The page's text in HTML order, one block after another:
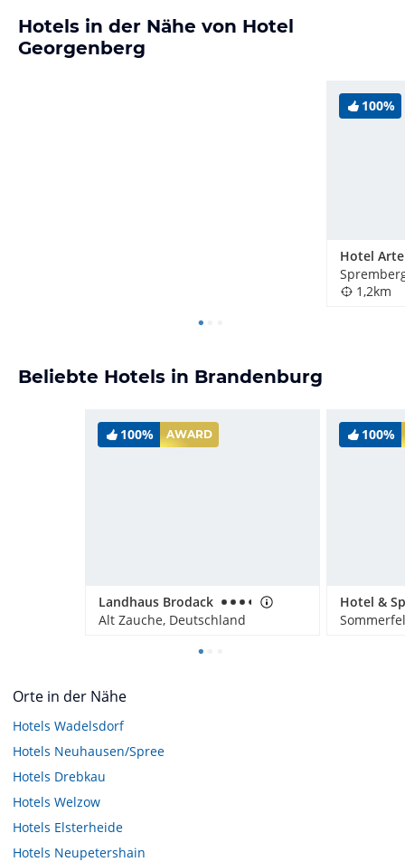
Hotels in der Nähe von Hotel
Georgenberg
100%
Hotel
1,2km
Beliebte Hotels in Brandenburg
100% AWARD
Landhaus Brodack
Alt Zauche, Deutschland
100%
Orte in der Nähe
Hotels Wadelsdorf
Hotels Neuhausen/Spree
Hotels Drebkau
Hotels Welzow
Hotels Elsterheide
Hotels Neupetershain